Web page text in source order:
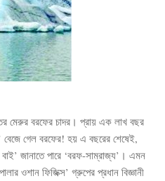
মেরুর বরফের চাদর। প্রায় এক লাখ বছর
বেজে গেল বরফের! হয় এ বছরের শেষেই,
জানাতে পারে ‘বরফ-সাম্রাজ্য’। এমন
ওশান ফিজিক্স’ গ্রুপের প্রধান বিজ্ঞানী